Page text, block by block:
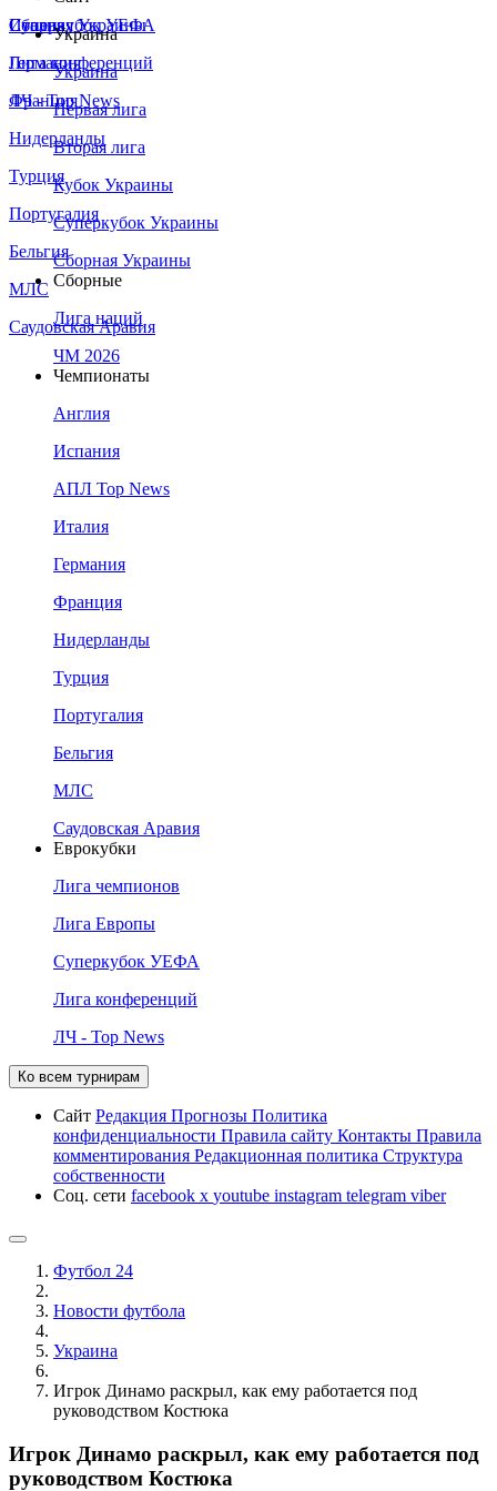
Сборная Украины
Италия
Германия
Франция
Нидерланды
Турция
Португалия
Бельгия
МЛС
Саудовская Аравия
Суперкубок УЕФА
Лига конференций
ЛЧ - Top News
Украина
Украина
Первая лига
Вторая лига
Кубок Украины
Суперкубок Украины
Сборная Украины
Сборные
Лига наций
ЧМ 2026
Чемпионаты
Англия
Испания
АПЛ Top News
Италия
Германия
Франция
Нидерланды
Турция
Португалия
Бельгия
МЛС
Саудовская Аравия
Еврокубки
Лига чемпионов
Лига Европы
Суперкубок УЕФА
Лига конференций
ЛЧ - Top News
Ко всем турнирам
Сайт Редакция Прогнозы Политика
конфиденциальности Правила сайту Контакты Правила
комментирования Редакционная политика Структура
собственности
Соц. сети facebook x youtube instagram telegram viber
Футбол 24
Новости футбола
Украина
Игрок Динамо раскрыл, как ему работается под
руководством Костюка
Игрок Динамо раскрыл, как ему работается под
руководством Костюка